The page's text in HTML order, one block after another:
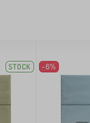
STOCK -6%